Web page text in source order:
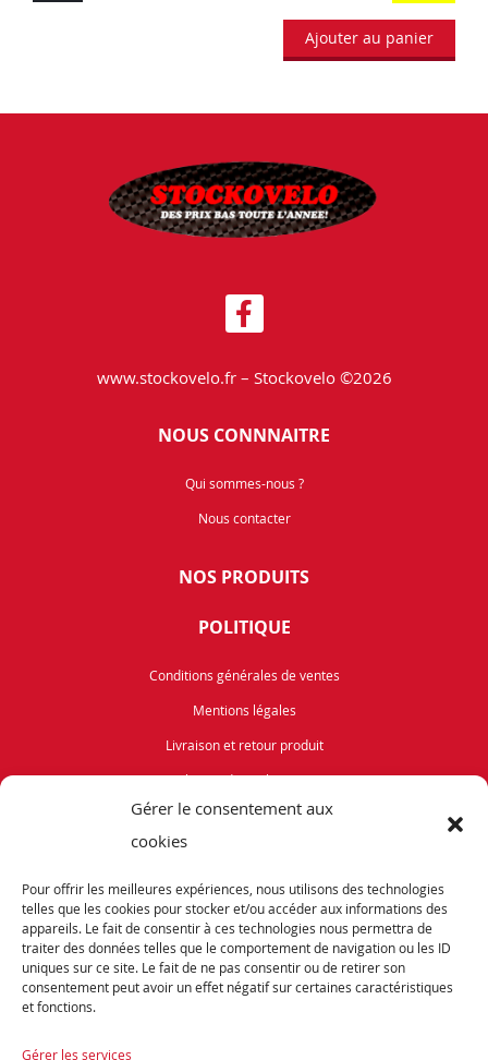
Gérer le consentement aux
cookies
Pour offrir les meilleures expériences, nous utilisons des technologies
telles que les cookies pour stocker et/ou accéder aux informations des
appareils. Le fait de consentir à ces technologies nous permettra de
traiter des données telles que le comportement de navigation ou les ID
uniques sur ce site. Le fait de ne pas consentir ou de retirer son
consentement peut avoir un effet négatif sur certaines caractéristiques
et fonctions.
Gérer les services
Ajouter au panier
www.stockovelo.fr – Stockovelo ©2026
NOUS CONNNAITRE
Qui sommes-nous ?
Nous contacter
NOS PRODUITS
POLITIQUE
Conditions générales de ventes
Mentions légales
Livraison et retour produit
Politique de cookies (UE)
Occasions
ABONNEZ-VOUS
Recevez notre newsletter et tenez vous informés de nos dernières offres et